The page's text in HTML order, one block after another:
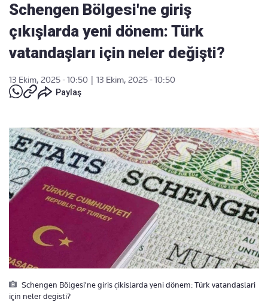
Schengen Bölgesi'ne giriş
çıkışlarda yeni dönem: Türk
vatandaşları için neler değişti?
13 Ekim, 2025 - 10:50
13 Ekim, 2025 - 10:50
Paylaş
Schengen Bölgesi'ne giris çikislarda yeni dönem: Türk vatandaslari
için neler degisti?